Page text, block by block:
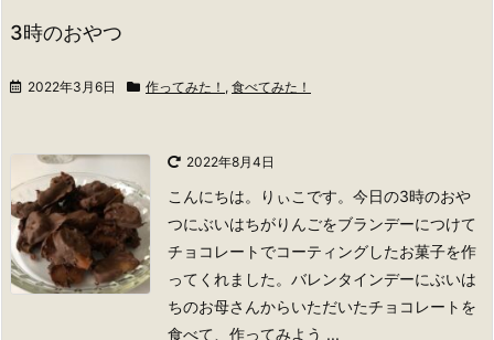
3時のおやつ
2022年3月6日 作ってみた！ , 食べてみた！
2022年8月4日
こんにちは。りぃこです。 今日の3時のおや
つにぶいはちがりんごをブランデーにつけて
チョコレートでコーティングしたお菓子を作
ってくれました。バレンタインデーにぶいは
ちのお母さんからいただいたチョコレートを
食べて、作ってみよう ...